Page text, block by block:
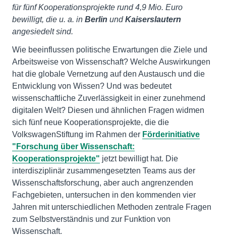
für fünf Kooperationsprojekte rund 4,9 Mio. Euro
bewilligt, die u. a. in Berlin undKaiserslautern
angesiedelt sind.
Wie beeinflussen politische Erwartungen die Ziele und
Arbeitsweise von Wissenschaft? Welche Auswirkungen
hat die globale Vernetzung auf den Austausch und die
Entwicklung von Wissen? Und was bedeutet
wissenschaftliche Zuverlässigkeit in einer zunehmend
digitalen Welt? Diesen und ähnlichen Fragen widmen
sich fünf neue Kooperationsprojekte, die die
VolkswagenStiftung im Rahmen der Förderinitiative
"Forschung über Wissenschaft:
Kooperationsprojekte" jetzt bewilligt hat. Die
interdisziplinär zusammengesetzten Teams aus der
Wissenschaftsforschung, aber auch angrenzenden
Fachgebieten, untersuchen in den kommenden vier
Jahren mit unterschiedlichen Methoden zentrale Fragen
zum Selbstverständnis und zur Funktion von
Wissenschaft.